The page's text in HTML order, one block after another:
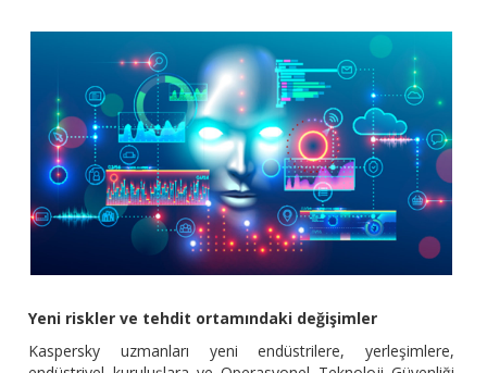
Yeni riskler ve tehdit ortamındaki değişimler
Kaspersky uzmanları yeni endüstrilere, yerleşimlere,